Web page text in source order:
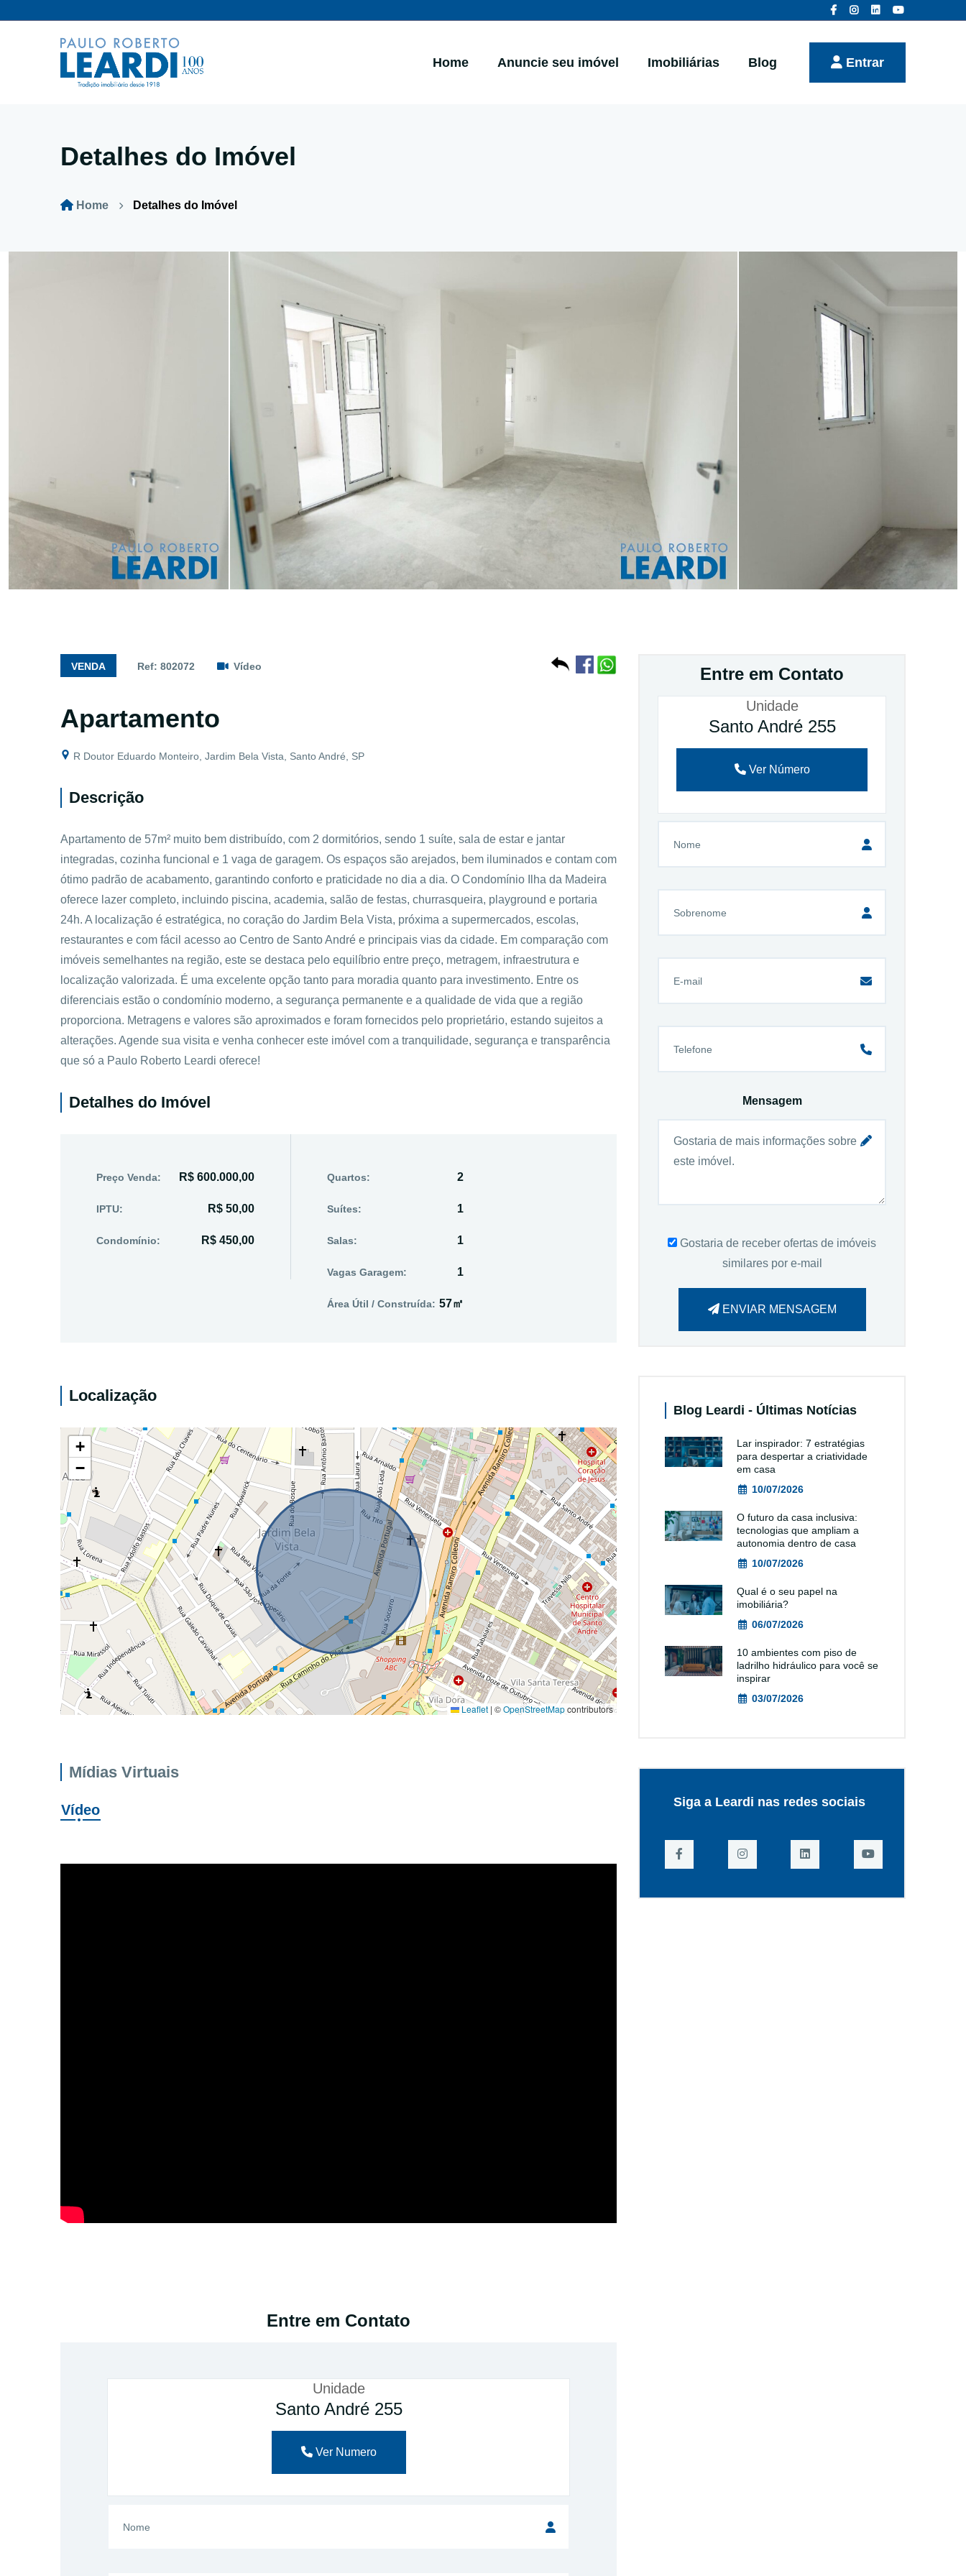
Home Anuncie seu imóvel Imobiliárias Blog Entrar
Detalhes do Imóvel
Home Detalhes do Imóvel
VENDA Ref: 802072 Vídeo
Apartamento
R Doutor Eduardo Monteiro, Jardim Bela Vista, Santo André, SP
Descrição
Apartamento de 57m² muito bem distribuído, com 2 dormitórios, sendo 1 suíte, sala de estar e jantar
integradas, cozinha funcional e 1 vaga de garagem. Os espaços são arejados, bem iluminados e contam com
ótimo padrão de acabamento, garantindo conforto e praticidade no dia a dia. O Condomínio Ilha da Madeira
oferece lazer completo, incluindo piscina, academia, salão de festas, churrasqueira, playground e portaria
24h. A localização é estratégica, no coração do Jardim Bela Vista, próxima a supermercados, escolas,
restaurantes e com fácil acesso ao Centro de Santo André e principais vias da cidade. Em comparação com
imóveis semelhantes na região, este se destaca pelo equilíbrio entre preço, metragem, infraestrutura e
localização valorizada. É uma excelente opção tanto para moradia quanto para investimento. Entre os
diferenciais estão o condomínio moderno, a segurança permanente e a qualidade de vida que a região
proporciona. Metragens e valores são aproximados e foram fornecidos pelo proprietário, estando sujeitos a
alterações. Agende sua visita e venha conhecer este imóvel com a tranquilidade, segurança e transparência
que só a Paulo Roberto Leardi oferece!
Detalhes do Imóvel
Preço Venda: R$ 600.000,00
IPTU: R$ 50,00
Condomínio: R$ 450,00
Quartos: 2
Suítes: 1
Salas: 1
Vagas Garagem: 1
Área Útil / Construída: 57㎡
Localização
+
−
Leaflet | ©OpenStreetMapcontributors
Mídias Virtuais
Vídeo
Entre em Contato
Unidade
Santo André 255
Ver Numero
Entre em Contato
Unidade
Santo André 255
Ver Número
Mensagem
Gostaria de receber ofertas de imóveis
similares por e-mail
ENVIAR MENSAGEM
Blog Leardi - Últimas Notícias
Lar inspirador: 7 estratégias
para despertar a criatividade
em casa
10/07/2026
O futuro da casa inclusiva:
tecnologias que ampliam a
autonomia dentro de casa
10/07/2026
Qual é o seu papel na
imobiliária?
06/07/2026
10 ambientes com piso de
ladrilho hidráulico para você se
inspirar
03/07/2026
Siga a Leardi nas redes sociais